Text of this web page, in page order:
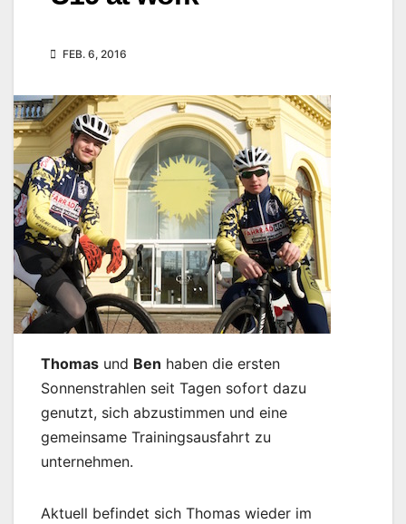
FEB. 6, 2016
Thomas und Ben haben die ersten
Sonnenstrahlen seit Tagen sofort dazu
genutzt, sich abzustimmen und eine
gemeinsame Trainingsausfahrt zu
unternehmen.
Aktuell befindet sich Thomas wieder im